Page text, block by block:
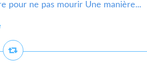
pour ne pas mourir Une manière...